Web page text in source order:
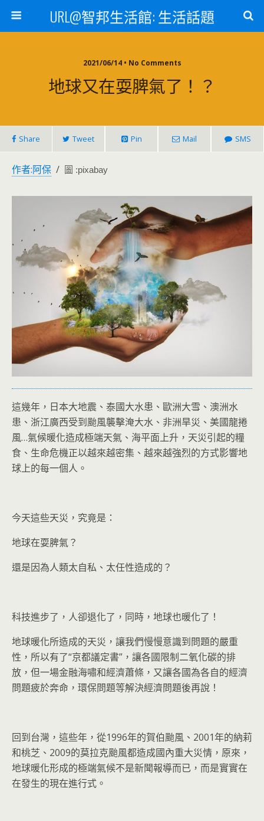
URL@智邦生活館: 生活話題
2021/06/14 • No Comments
地球又在耍脾氣了！？
Share Tweet Pin Mail SMS
作者:阿保 / 圖 :pixabay
這幾年，日本大地震、泰國大水患、歐洲大雪、澳洲水
患、浙江廣西受到颱風襲擊淹大水、非洲旱災、美國龍捲
風…氣候暖化造成極端天氣、海平面上升，天災引起的糧
食、生命危機正以越來越密集、越來越強烈的方式影響地
球上的每一個人。
今天這些天災，究竟是：
地球在耍脾氣？
還是因為人類太自私、太任性造成的？
科技進步了，人卻退化了，同時，地球也暖化了！
地球暖化所造成的天災，讓我們慢慢意識到問題的嚴重
性，所以有了“京都議定書”，讓各國限制二氧化碳的排
放，但一場金融海嘯和經濟蕭條，又讓各國為各自的經濟
問題疲於奔命，環保問題等解決經濟問題後再說！
回到台灣，這些年，從1996年的賀伯颱風、2001年的納莉
和桃芝、2009的莫拉克颱風都造成國內重大災情，原來，
地球暖化形成的極端氣候不是新聞報導而已，而是實實在
在發生的現在進行式。